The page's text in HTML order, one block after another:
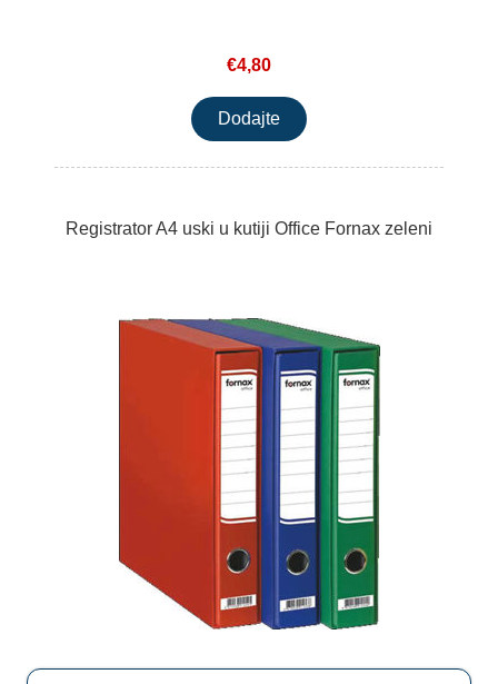
€4,80
Registrator A4 uski u kutiji Office Fornax zeleni